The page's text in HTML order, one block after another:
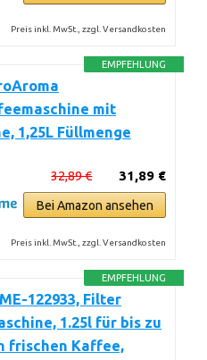
Preis inkl. MwSt., zzgl. Versandkosten
EMPFEHLUNG
mit
1,25L Füllmenge
31,89 €
32,89 €
Bei Amazon ansehen
Preis inkl. MwSt., zzgl. Versandkosten
EMPFEHLUNG
122933, Filter
1.25l für bis zu
frischen Kaffee,